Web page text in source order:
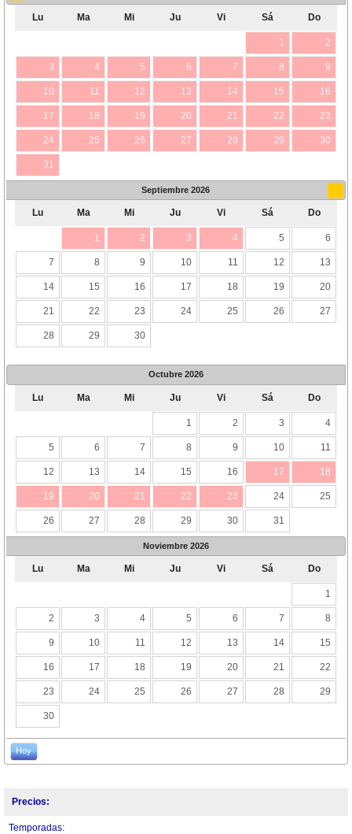
Lu Ma Mi Ju Vi Sá Do
1 2
3 4 5 6 7 8 9
10 11 12 13 14 15 16
17 18 19 20 21 22 23
24 25 26 27 28 29 30
31
Septiembre 2026
Lu Ma Mi Ju Vi Sá Do
1 2 3 4 5 6
7 8 9 10 11 12 13
14 15 16 17 18 19 20
21 22 23 24 25 26 27
28 29 30
Octubre 2026
Lu Ma Mi Ju Vi Sá Do
1 2 3 4
5 6 7 8 9 10 11
12 13 14 15 16 17 18
19 20 21 22 23 24 25
26 27 28 29 30 31
Noviembre 2026
Lu Ma Mi Ju Vi Sá Do
1
2 3 4 5 6 7 8
9 10 11 12 13 14 15
16 17 18 19 20 21 22
23 24 25 26 27 28 29
30
Hoy
Precios:
Temporadas: